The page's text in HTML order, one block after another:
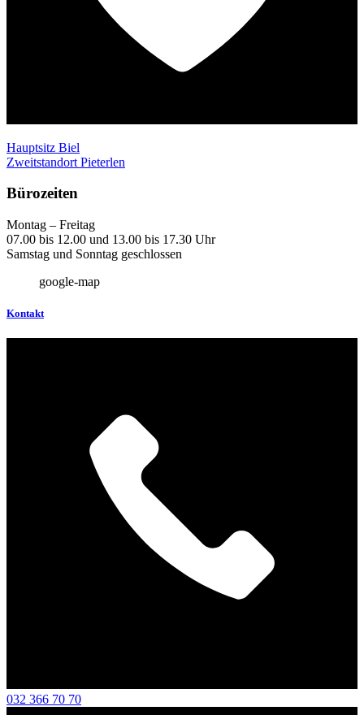
Hauptsitz Biel
Zweitstandort Pieterlen
Bürozeiten
Montag – Freitag
07.00 bis 12.00 und 13.00 bis 17.30 Uhr
Samstag und Sonntag geschlossen
google-map
Kontakt
032 366 70 70